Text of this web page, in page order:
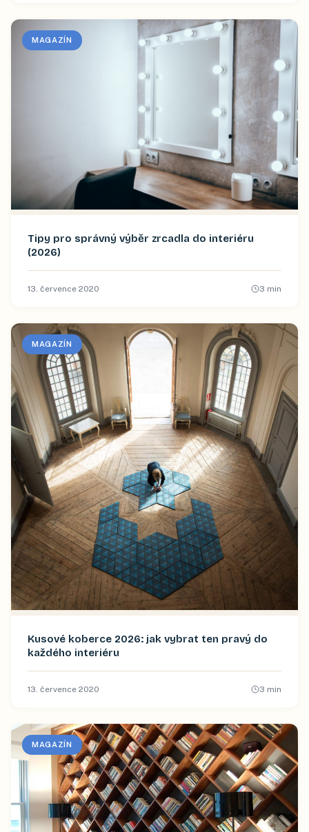
MAGAZÍN
Tipy pro správný výběr zrcadla do interiéru
(2026)
13. července 2020 3 min
MAGAZÍN
Kusové koberce 2026: jak vybrat ten pravý do
každého interiéru
13. července 2020 3 min
MAGAZÍN